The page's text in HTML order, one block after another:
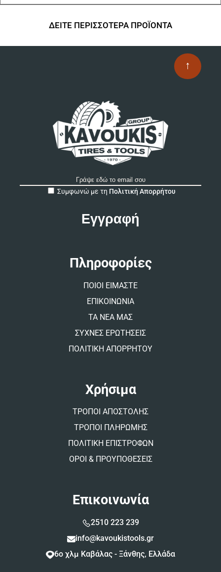
ΔΕΙΤΕ ΠΕΡΙΣΣΟΤΕΡΑ ΠΡΟΪΟΝΤΑ
↑
Συμφωνώ με τη Πολιτική Απορρήτου
Πληροφορίες
ΠΟΙΟΙ ΕΙΜΑΣΤΕ
ΕΠΙΚΟΙΝΩΝΙΑ
ΤΑ ΝΕΑ ΜΑΣ
ΣΥΧΝΕΣ ΕΡΩΤΗΣΕΙΣ
ΠΟΛΙΤΙΚΗ ΑΠΟΡΡΗΤΟΥ
Χρήσιμα
ΤΡΟΠΟΙ ΑΠΟΣΤΟΛΗΣ
ΤΡΟΠΟΙ ΠΛΗΡΩΜΗΣ
ΠΟΛΙΤΙΚΗ ΕΠΙΣΤΡΟΦΩΝ
ΟΡΟΙ & ΠΡΟΥΠΟΘΕΣΕΙΣ
Επικοινωνία
2510 223 239
info@kavoukistools.gr
6ο χλμ Καβάλας - Ξάνθης, Ελλάδα